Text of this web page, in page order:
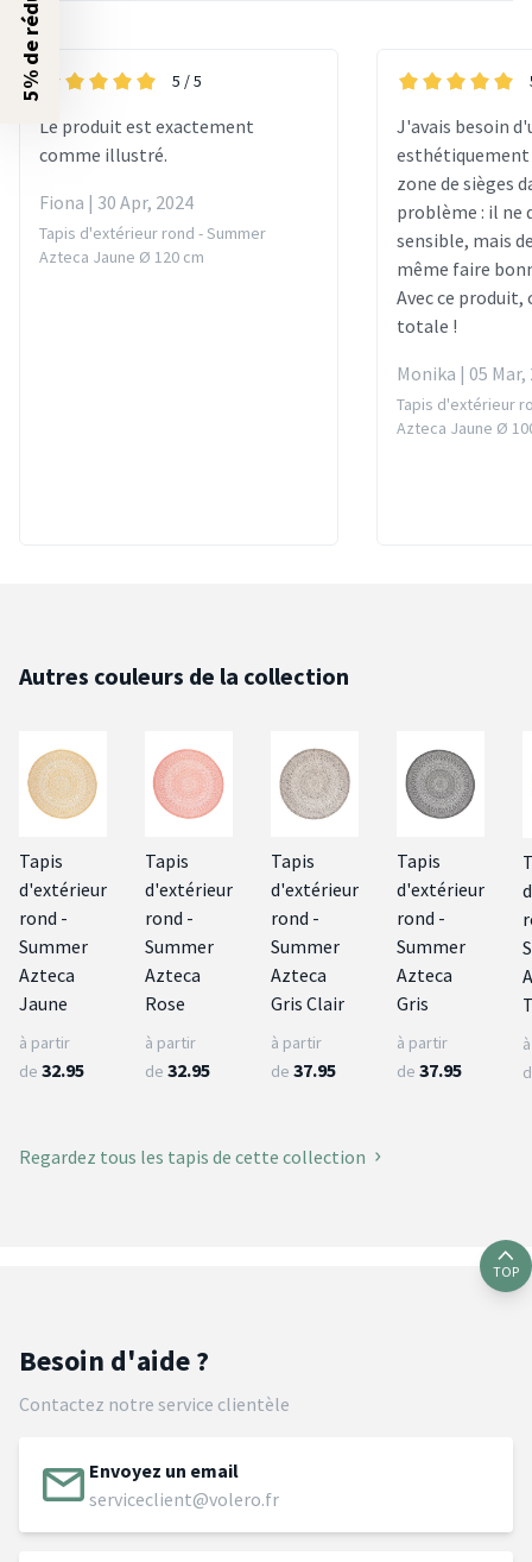
5 / 5
Le produit est exactement
comme illustré.
Fiona | 30 Apr, 2024
Tapis d'extérieur rond - Summer
Azteca Jaune Ø 120 cm
J'avais besoin
esthétiquement
zone de sièges
problème : il ne
sensible, mais
même faire
Avec ce produit,
totale !
Monika | 05 Mar,
Tapis d'extérieur
Azteca Jaune Ø
Autres couleurs de la collection
Tapis
d'extérieur
rond -
Summer
Azteca
Jaune
à partir
de 32.95
Tapis
d'extérieur
rond -
Summer
Azteca
Rose
à partir
de 32.95
Tapis
d'extérieur
rond -
Summer
Azteca
Gris Clair
à partir
de 37.95
Tapis
d'extérieur
rond -
Summer
Azteca
Gris
à partir
de 37.95
Regardez tous les tapis de cette collection
TOP
Besoin d'aide ?
Contactez notre service clientèle
Envoyez un email
serviceclient@volero.fr